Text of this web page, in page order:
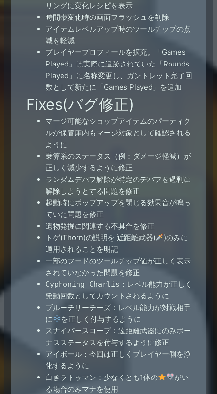
リングに変化レシピを表示
時間帯変化時の画面フラッシュを削除
アイテムレベルアップ時のツールチップの点
滅を軽減
プレイヤープロフィールを拡充。「Games
Played」は実際に追跡されていた「Rounds
Played」に名称変更し、ガントレット完了回
数として新たに「Games Played」を追加
Fixes(バグ修正)
マージ可能なショップアイテムのパーティク
ルが保管庫内もマージ対象として確認される
ように
乗算系のステータス（例：ダメージ軽減）が
正しく減少するように修正
ランダムデバフ解除が特定のデバフを過剰に
解除しようとする問題を修正
起動時にポップアップを閉じる効果音が鳴っ
ていた問題を修正
遺物発掘に関連する不具合を修正
トゲ(Thorn)の説明を 近距離武器(
)のみに
適用されることを明記
一部のフードのツールチップ値が正しく表示
されていなかった問題を修正
Cyphoning Charlis ：レベル能力が正しく
発動回数としてカウントされるように
ブルーチリーチーズ：レベル能力が対戦相手
に
を正しく付与するように
スナイパースコープ：遠距離武器にのみボー
ナスステータスを付与するように修正
アイボール：今回は正しくプレイヤー側を浄
化するように
白きラトゥマン：少なくとも1体の
がい
る場合のみマナを使用